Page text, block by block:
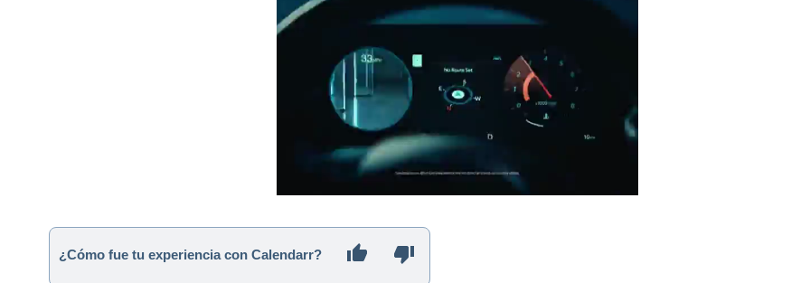
¿Cómo fue tu experiencia con Calendarr?